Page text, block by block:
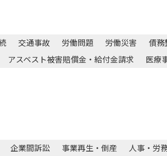
交通事故 労働問題 労働災害 債務
アスベスト被害賠償金・給付金請求 医療
企業間訴訟 事業再生・倒産 人事・労